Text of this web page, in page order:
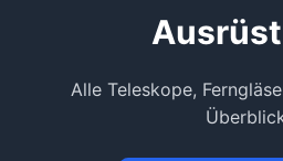
Alle Teleskope,